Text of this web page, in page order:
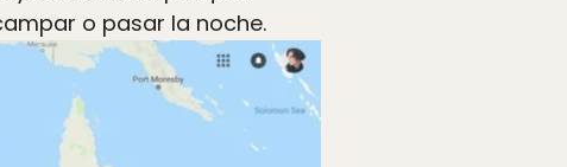
o pasar la noche.